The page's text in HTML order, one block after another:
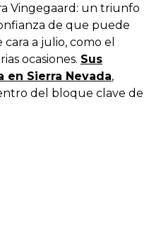
Vingegaard: un triunfo
de que puede
a julio, como el
ocasiones. Sus
en Sierra Nevada,
del bloque clave de